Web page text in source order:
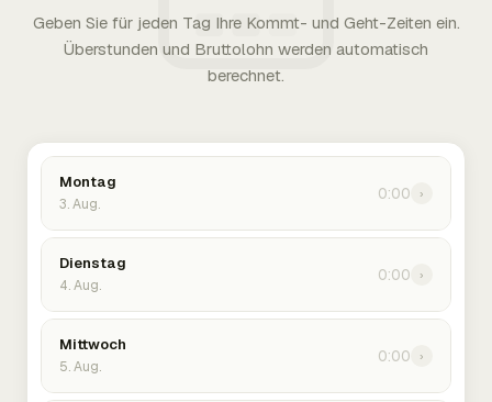
Geben Sie für jeden Tag Ihre Kommt- und Geht-Zeiten ein.
Überstunden und Bruttolohn werden automatisch
berechnet.
Montag
3. Aug.
0:00 ›
Dienstag
4. Aug.
0:00 ›
Mittwoch
5. Aug.
0:00 ›